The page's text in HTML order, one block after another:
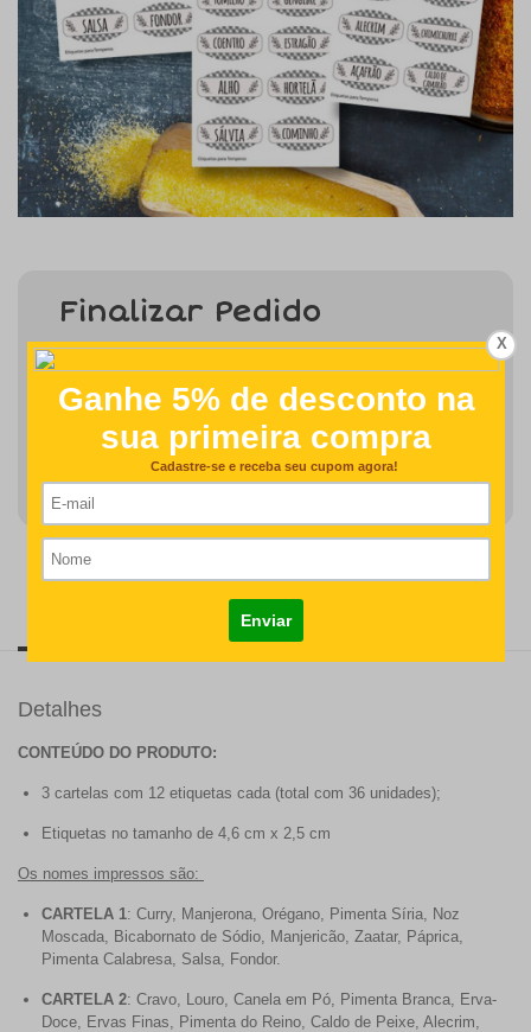
Finalizar Pedido
Detalhes como centralização e proporção de tamanho do
desenho/nome serão revisados na produção do seu pedido
R$85,00
COMPRAR
Modo de Aplicação
Detalhes
CONTEÚDO DO PRODUTO:
3 cartelas com 12 etiquetas cada (total com 36 unidades);
Etiquetas no tamanho de 4,6 cm x 2,5 cm
Os nomes impressos são:
CARTELA 1: Curry, Manjerona, Orégano, Pimenta Síria, Noz
Moscada, Bicabornato de Sódio, Manjericão, Zaatar, Páprica,
Pimenta Calabresa, Salsa, Fondor.
CARTELA 2: Cravo, Louro, Canela em Pó, Pimenta Branca, Erva-
Doce, Ervas Finas, Pimenta do Reino, Caldo de Peixe, Alecrim,
X